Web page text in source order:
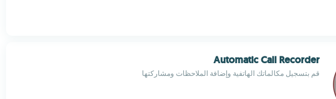
Automatic Call Recorder
قم بتسجيل مكالماتك الهاتفية وإضافة الملاحظات ومشاركتها